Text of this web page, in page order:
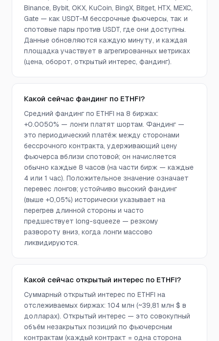
Binance, Bybit, OKX, KuCoin, BingX, Bitget, HTX, MEXC,
Gate — как USDT-M бессрочные фьючерсы, так и
спотовые пары против USDT, где они доступны.
Данные обновляются каждую минуту, и каждая
площадка участвует в агрегированных метриках
(цена, оборот, открытый интерес, фандинг).
Какой сейчас фандинг по ETHFI?
Средний фандинг по ETHFI на 8 биржах:
+0.0050% — лонги платят шортам. Фандинг —
это периодический платёж между сторонами
бессрочного контракта, удерживающий цену
фьючерса вблизи спотовой; он начисляется
обычно каждые 8 часов (на части бирж — каждые
4 или 1 час). Положительное значение означает
перевес лонгов; устойчиво высокий фандинг
(выше +0,05%) исторически указывает на
перегрев длинной стороны и часто
предшествует long-squeeze — резкому
развороту вниз, когда лонги массово
ликвидируются.
Какой сейчас открытый интерес по ETHFI?
Суммарный открытый интерес по ETHFI на
отслеживаемых биржах: 104 млн (~39,81 млн $ в
долларах). Открытый интерес — это совокупный
объём незакрытых позиций по фьючерсным
контрактам (каждый контракт = одна сторона